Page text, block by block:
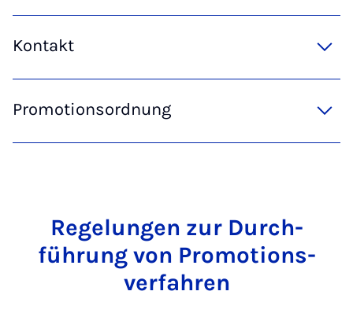
Kontakt
Promotionsordnung
Re­gel­un­gen zur Durch­
führung von Pro­mo­tions­
ver­fahren